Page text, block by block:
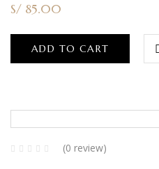
S/ 85.00
ADD TO CART
(0 review)